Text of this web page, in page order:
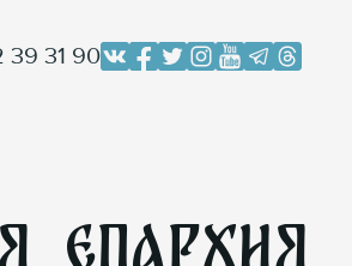
39 31 90
Епархия